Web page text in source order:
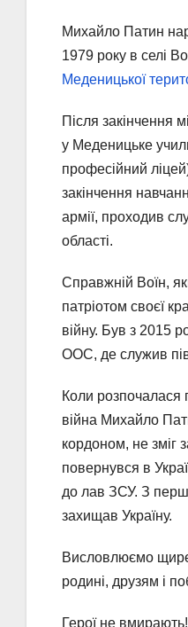
Михайло Патин
1979 року в селі
Меденицької
Після закінчення
у Меденицьке
професійний
закінчення
армії, проходив
області.
Справжній Воїн,
патріотом своєї
війну. Був з 2015
ООС, де служив
Коли
війна Михайло
кордоном, не зміг
повернувся в
до лав ЗСУ. З
захищав Україну.
Висловлюємо щире
родині, друзям і
Герої не вмирають!